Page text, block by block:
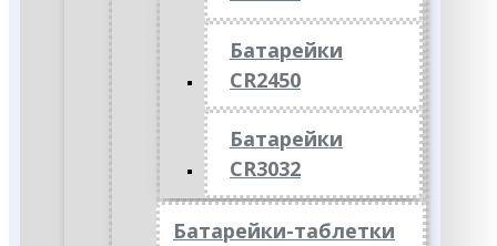
Батарейки
CR2450
Батарейки
CR3032
Батарейки-таблетки